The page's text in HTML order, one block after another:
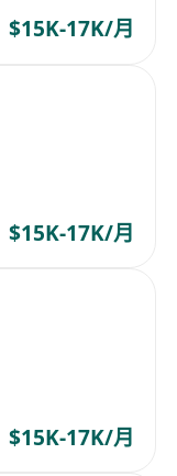
$15K-17K/月
$15K-17K/月
$15K-17K/月